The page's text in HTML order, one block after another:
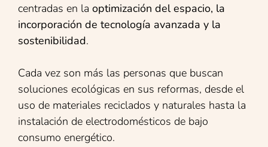
centradas en la optimización del espacio, la
incorporación de tecnología avanzada y la
sostenibilidad.
Cada vez son más las personas que buscan
soluciones ecológicas en sus reformas, desde el
uso de materiales reciclados y naturales hasta la
instalación de electrodomésticos de bajo
consumo energético.